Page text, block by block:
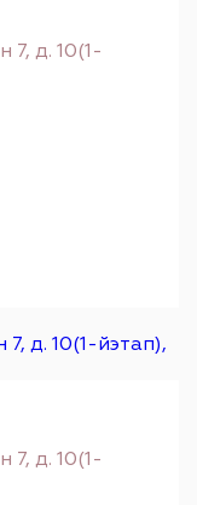
7, д. 10(1-
7, д. 10(1-